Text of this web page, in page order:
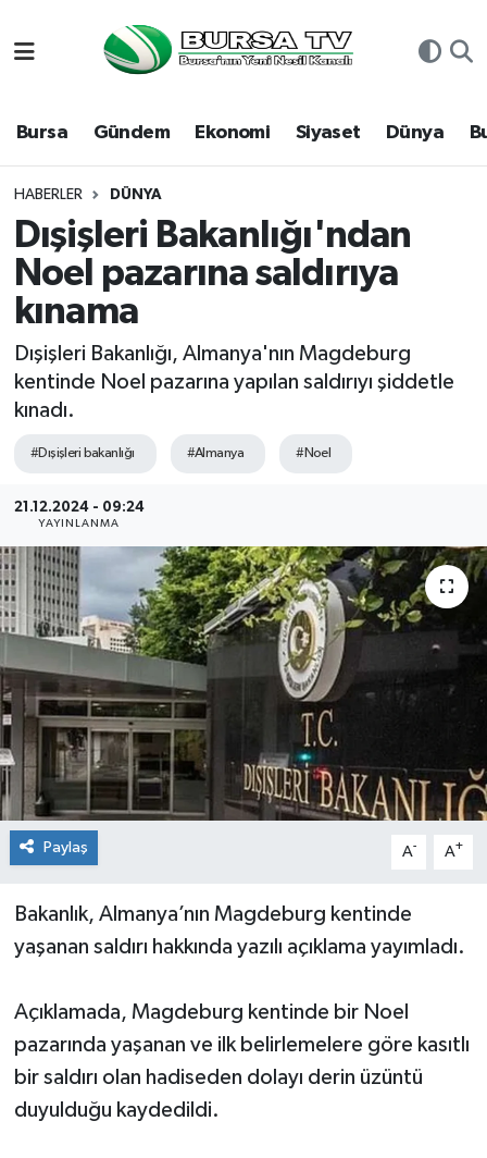
Bursa Gündem Ekonomi Siyaset Dünya
HABERLER DÜNYA
Dışişleri Bakanlığı'ndan
Noel pazarına saldırıya
kınama
Dışişleri Bakanlığı, Almanya'nın Magdeburg
kentinde Noel pazarına yapılan saldırıyı şiddetle
kınadı.
#Dışişleri bakanlığı #Almanya #Noel
21.12.2024 - 09:24
YAYINLANMA
Paylaş A- A+
Bakanlık, Almanya’nın Magdeburg kentinde
yaşanan saldırı hakkında yazılı açıklama yayımladı.
Açıklamada, Magdeburg kentinde bir Noel
pazarında yaşanan ve ilk belirlemelere göre kasıtlı
bir saldırı olan hadiseden dolayı derin üzüntü
duyulduğu kaydedildi.
Bursa
Dünya
Eğitim
Ekonomi
Genel
Gündem
Sağlık
Siyaset
Spor
Teknoloji
Türkiye
Hava Durumu
Namaz Vakitleri
Trafik Durumu
Süper Lig Puan Durumu ve Fikstür
Tüm Manşetler
Son Dakika Haberleri